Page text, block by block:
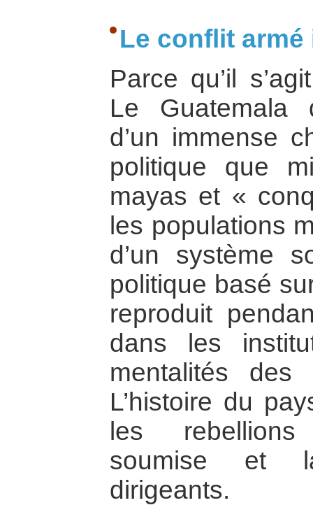
Le conflit armé
Parce qu’il
Le Guatemala
d’un immense
politique que
mayas et «
les populations
d’un système
politique basé
reproduit
dans les
mentalités
L’histoire du
les
soumise et
dirigeants.